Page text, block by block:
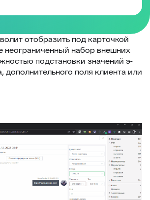
блоков заявки
на обработку персональных
панели заявки
заявки без клиента
заявок в фильтре
отобразить под карточкой
неограниченный набор внешних
подстановки значений э-
дополнительного поля клиента или